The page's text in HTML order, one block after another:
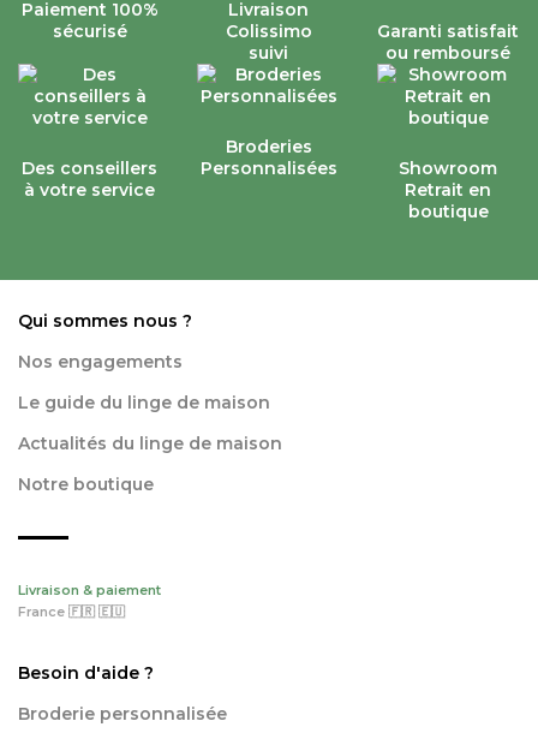
Paiement 100%
sécurisé
Livraison
Colissimo
suivi
Garanti satisfait
ou remboursé
Des conseillers
à votre service
Broderies
Personnalisées
Showroom
Retrait en
boutique
Qui sommes nous ?
Nos engagements
Le guide du linge de maison
Actualités du linge de maison
Notre boutique
Livraison & paiement
France 🇫🇷 🇪🇺
Besoin d'aide ?
Broderie personnalisée